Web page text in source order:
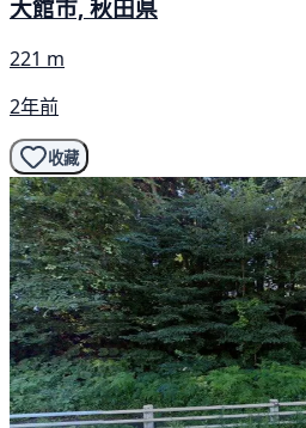
大館市, 秋田県
221 m
2年前
收藏